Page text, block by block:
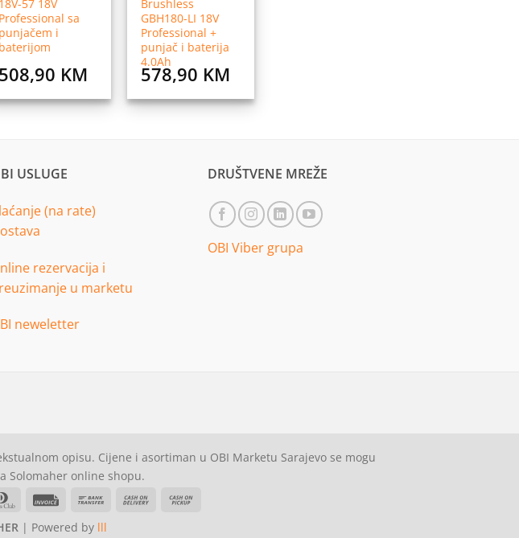
18V-57 18V
Professional sa
punjačem i
baterijom
508,90 KM
Brushless
GBH180-LI 18V
Professional +
punjač i baterija
4.0Ah
578,90 KM
USLUGE
(na rate)
rezervacija i
u marketu
neweletter
DRUŠTVENE MREŽE
OBI Viber grupa
opisu. Cijene i asortiman u OBI Marketu Sarajevo se mogu
Solomaher online shopu.
Dinners
Invoice
Bank
Cash
| Powered by lll